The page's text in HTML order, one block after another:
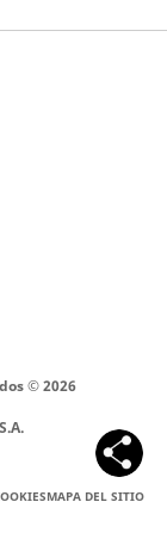
©2026
MAPA DEL SITIO